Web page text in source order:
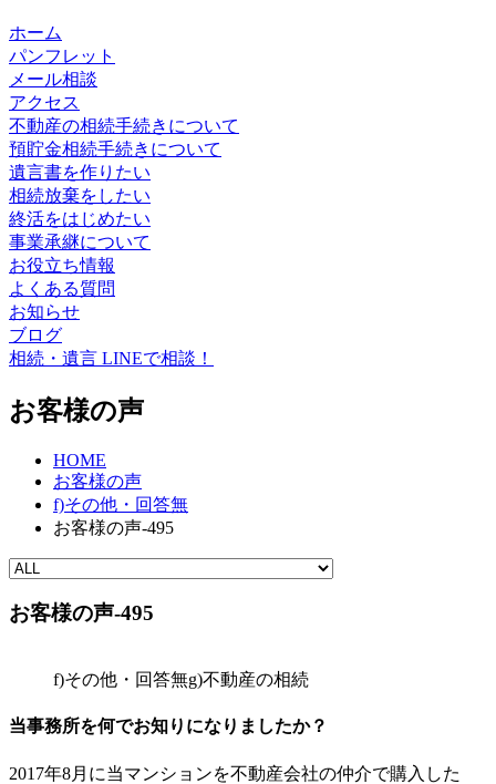
ホーム
パンフレット
メール相談
アクセス
不動産の相続手続きについて
預貯金相続手続きについて
遺言書を作りたい
相続放棄をしたい
終活をはじめたい
事業承継について
お役立ち情報
よくある質問
お知らせ
ブログ
相続・遺言 LINEで相談！
お客様の声
HOME
お客様の声
f)その他・回答無
お客様の声-495
お客様の声-495
f)その他・回答無g)不動産の相続
当事務所を何でお知りになりましたか？
2017年8月に当マンションを不動産会社の仲介で購入した